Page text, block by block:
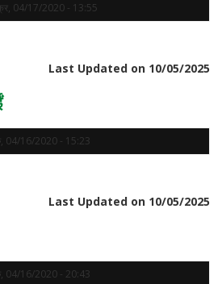
04/17/2020 - 13:55
Last Updated on 10/05/2025
04/16/2020 - 15:23
Last Updated on 10/05/2025
04/16/2020 - 20:43